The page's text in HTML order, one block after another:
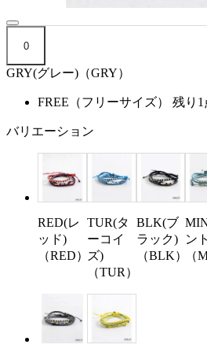
0
GRY(グレー)（GRY）
FREE（フリーサイズ） 残り1
バリエーション
RED(レ
ッド)
（RED）
TUR(タ
ーコイ
ズ)
（TUR）
BLK(ブ
ラック)
（BLK）
ン
（